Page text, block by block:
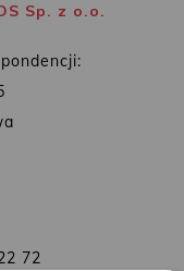
Sp. z o.o.
72